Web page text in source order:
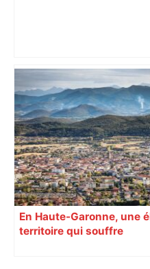
A680 Toulouse fermée
– Radio VINCI Autoroutes
En Haute-Garonne, une
territoire qui souffre